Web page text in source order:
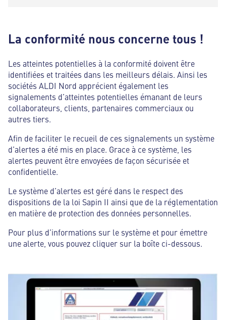
La conformité nous concerne tous !
Les atteintes potentielles à la conformité doivent être
identifiées et traitées dans les meilleurs délais. Ainsi les
sociétés ALDI Nord apprécient également les
signalements d’atteintes potentielles émanant de leurs
collaborateurs, clients, partenaires commerciaux ou
autres tiers.
Afin de faciliter le recueil de ces signalements un système
d’alertes a été mis en place. Grace à ce système, les
alertes peuvent être envoyées de façon sécurisée et
confidentielle.
Le système d’alertes est géré dans le respect des
dispositions de la loi Sapin II ainsi que de la réglementation
en matière de protection des données personnelles.
Pour plus d’informations sur le système et pour émettre
une alerte, vous pouvez cliquer sur la boîte ci-dessous.